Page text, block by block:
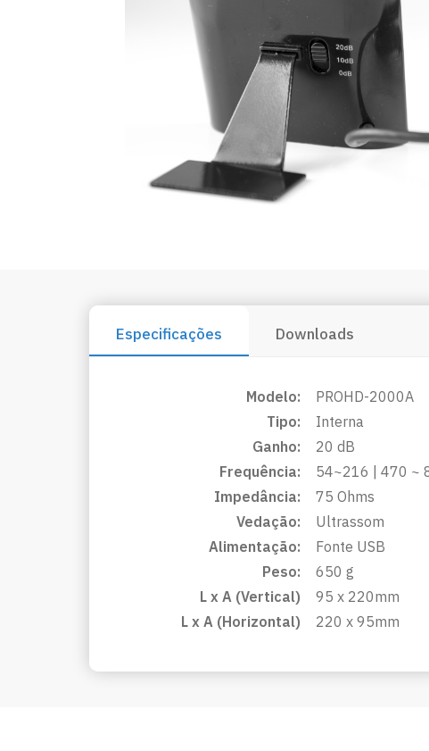
Especificações Downloads
Modelo:
Tipo:
Ganho:
Frequência:
Impedância:
Vedação:
Alimentação:
Peso:
L x A (Vertical)
L x A (Horizontal)
PROHD-2000A
Interna
20 dB
54~216 | 470 ~
75 Ohms
Ultrassom
Fonte USB
650 g
95 x 220mm
220 x 95mm